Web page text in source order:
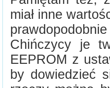
miał inne
Chińczycy je
EEPROM z
by dowiedzieć